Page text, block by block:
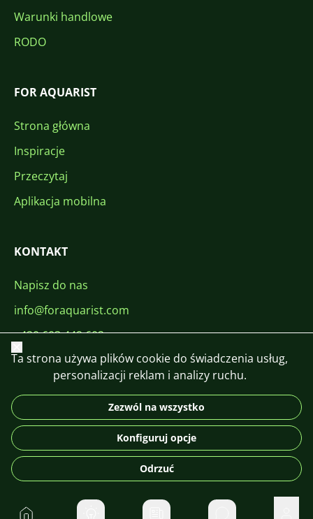
Warunki handlowe
RODO
FOR AQUARIST
Strona główna
Inspiracje
Przeczytaj
Aplikacja mobilna
KONTAKT
Napisz do nas
info@foraquarist.com
+420 603 449 602
DE
© 2026 For Aquarist
Zamknij
Ta strona używa plików cookie do świadczenia usług,
personalizacji reklam i analizy ruchu.
Zezwól na wszystko
Konfiguruj opcje
Odrzuć